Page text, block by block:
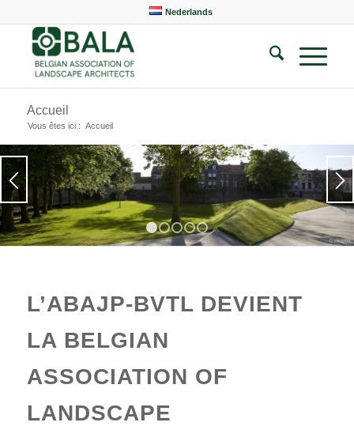
Nederlands
Accueil
Vous êtes ici : Accueil
1 2 3 4 5
L’ABAJP-BVTL DEVIENT
LA BELGIAN
ASSOCIATION OF
LANDSCAPE